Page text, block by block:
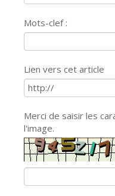
Mots-clef :
Lien vers cet article
Merci de saisir les
l'image.